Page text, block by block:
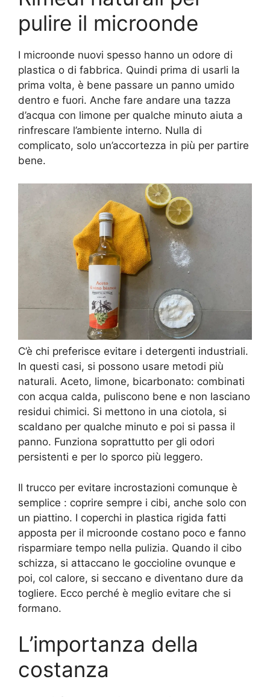
pulire il microonde
I microonde nuovi spesso hanno un odore di
plastica o di fabbrica. Quindi prima di usarli la
prima volta, è bene passare un panno umido
dentro e fuori. Anche fare andare una tazza
d’acqua con limone per qualche minuto aiuta a
rinfrescare l’ambiente interno. Nulla di
complicato, solo un’accortezza in più per partire
bene.
C’è chi preferisce evitare i detergenti industriali.
In questi casi, si possono usare metodi più
naturali. Aceto, limone, bicarbonato: combinati
con acqua calda, puliscono bene e non lasciano
residui chimici. Si mettono in una ciotola, si
scaldano per qualche minuto e poi si passa il
panno. Funziona soprattutto per gli odori
persistenti e per lo sporco più leggero.
Il trucco per evitare incrostazioni comunque è
semplice : coprire sempre i cibi, anche solo con
un piattino. I coperchi in plastica rigida fatti
apposta per il microonde costano poco e fanno
risparmiare tempo nella pulizia. Quando il cibo
schizza, si attaccano le goccioline ovunque e
poi, col calore, si seccano e diventano dure da
togliere. Ecco perché è meglio evitare che si
formano.
L’importanza della
costanza